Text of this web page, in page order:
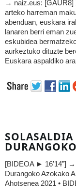
→ naiz.eus: [GAUR8]
arteko harreman
abenduan, euskara
lanaren berri eman
eskubidea
aurkeztuko dituzte
Euskara aspaldiko
[BIDEOA ► 16’14”]
Durangoko Azokako
Ahotsenea 2021 •